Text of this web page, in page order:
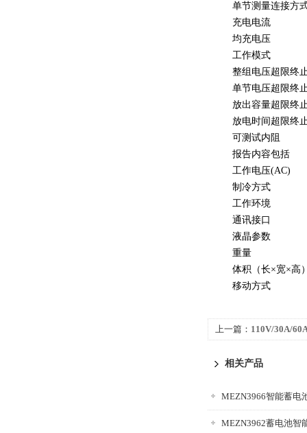
单节测量连接方
充电电流
均充电压
工作模式
整组电压超限终
单节电压超限终
放出容量超限终
放电时间超限终
可测试内阻
报告内容包括
工作电压(AC)
制冷方式
工作环境
通讯接口
液晶参数
重量
体积（长×宽×高
移动方式
上一篇： 110V/30A/
相关产品
MEZN3962蓄电池智